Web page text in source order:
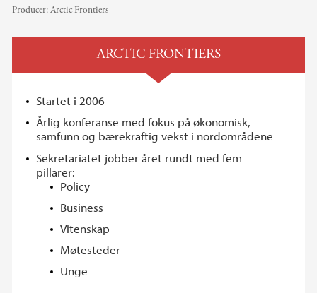
Producer:Arctic Frontiers
ARCTIC FRONTIERS
Startet i 2006
Årlig konferanse med fokus på økonomisk,
samfunn og bærekraftig vekst i nordområdene
Sekretariatet jobber året rundt med fem
pillarer:
Policy
Business
Vitenskap
Møtesteder
Unge